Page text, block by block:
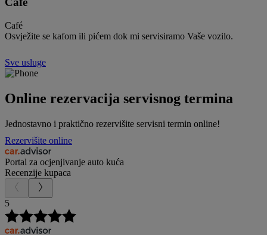
Café
Osvježite se kafom ili pićem dok mi servisiramo Vaše vozilo.
Sve usluge
Online rezervacija servisnog termina
Jednostavno i praktično rezervišite servisni termin online!
Rezervišite online
Portal za ocjenjivanje auto kuća
Recenzije kupaca
5